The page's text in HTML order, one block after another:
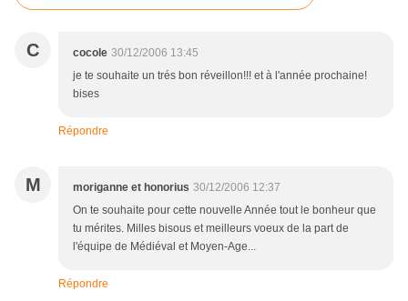
C cocole 30/12/2006 13:45
je te souhaite un trés bon réveillon!!! et à l'année prochaine!
bises
Répondre
M moriganne et honorius 30/12/2006 12:37
On te souhaite pour cette nouvelle Année tout le bonheur que
tu mérites. Milles bisous et meilleurs voeux de la part de
l'équipe de Médiéval et Moyen-Age...
Répondre